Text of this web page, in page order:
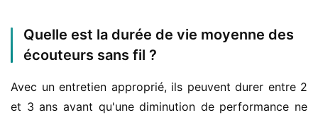
Quelle est la durée de vie moyenne des
écouteurs sans fil ?
Avec un entretien approprié, ils peuvent durer entre 2
et 3 ans avant qu'une diminution de performance ne